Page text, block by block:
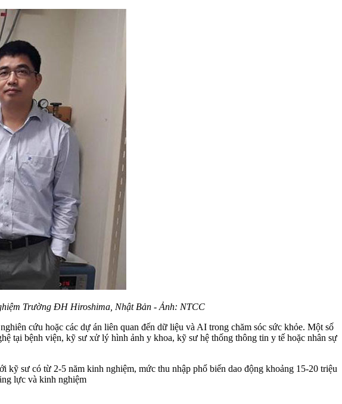
Trường ĐH Hiroshima, Nhật Bản - Ảnh: NTCC
cứu hoặc các dự án liên quan đến dữ liệu và AI trong chăm sóc sức khỏe. Một số
tại bệnh viện, kỹ sư xử lý hình ảnh y khoa, kỹ sư hệ thống thông tin y tế hoặc nhân sự
sư có từ 2-5 năm kinh nghiệm, mức thu nhập phổ biến dao động khoảng 15-20 triệu
lực và kinh nghiệm